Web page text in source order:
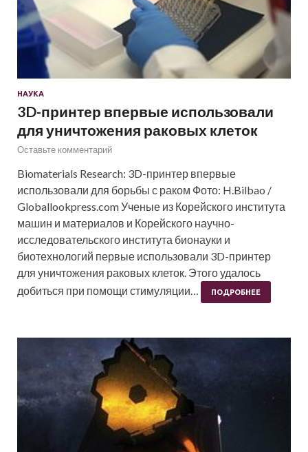
НАУКА
3D-принтер впервые использовали
для уничтожения раковых клеток
Оставьте комментарий
Biomaterials Research: 3D-принтер впервые
использовали для борьбы с раком Фото: H.Bilbao /
Globallookpress.com Ученые из Корейского института
машин и материалов и Корейского научно-
исследовательского института бионауки и
биотехнологий первые использовали 3D-принтер
для уничтожения раковых клеток. Этого удалось
добиться при помощи стимуляции…
ПОДРОБНЕЕ